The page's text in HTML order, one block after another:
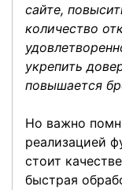
сайте,
количество
укрепить
повышается
Но важно
реализацией
стоит
быстрая